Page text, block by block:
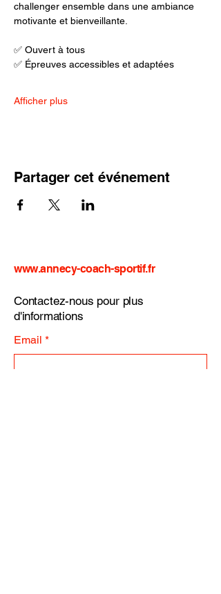
challenger ensemble dans une ambiance
motivante et bienveillante.
✅ Ouvert à tous
✅ Épreuves accessibles et adaptées
Afficher plus
Partager cet événement
www.annecy-coach-sportif.fr
Contactez-nous pour plus
d'informations
Email *